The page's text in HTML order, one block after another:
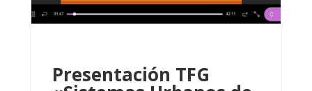
Presentación TFG